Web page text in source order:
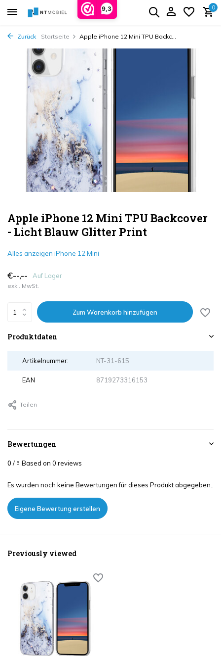
9,3 0
Zurück Startseite Apple iPhone 12 Mini TPU Backc...
Apple iPhone 12 Mini TPU Backcover
- Licht Blauw Glitter Print
Alles anzeigen iPhone 12 Mini
€--,-- Auf Lager
exkl. MwSt.
Zum Warenkorb hinzufügen
Produktdaten
Artikelnummer: NT-31-615
EAN 8719273316153
Teilen
Bewertungen
0 / 5 Based on 0 reviews
Es wurden noch keine Bewertungen für dieses Produkt abgegeben..
Eigene Bewertung erstellen
Previously viewed